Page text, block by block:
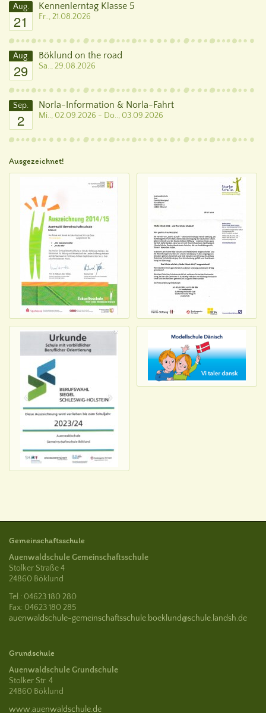
Aug.
21
Kennenlerntag Klasse 5
Fr.., 21.08.2026
Aug.
29
Böklund on the road
Sa.., 29.08.2026
Sep.
2
Norla-Information & Norla-Fahrt
Mi.., 02.09.2026 - Do.., 03.09.2026
Ausgezeichnet!
Gemeinschaftsschule
Auenwaldschule Gemeinschaftsschule
Stolker Straße 4
24860 Böklund
Tel.: 04623 180 280
Fax: 04623 180 285
auenwaldschule-gemeinschaftsschule.boeklund@schule.landsh.de
Grundschule
Auenwaldschule Grundschule
Stolker Str. 4
24860 Böklund
www.auenwaldschule.de